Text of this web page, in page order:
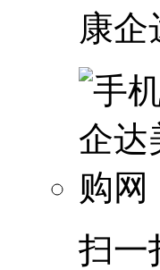
康企
扫一